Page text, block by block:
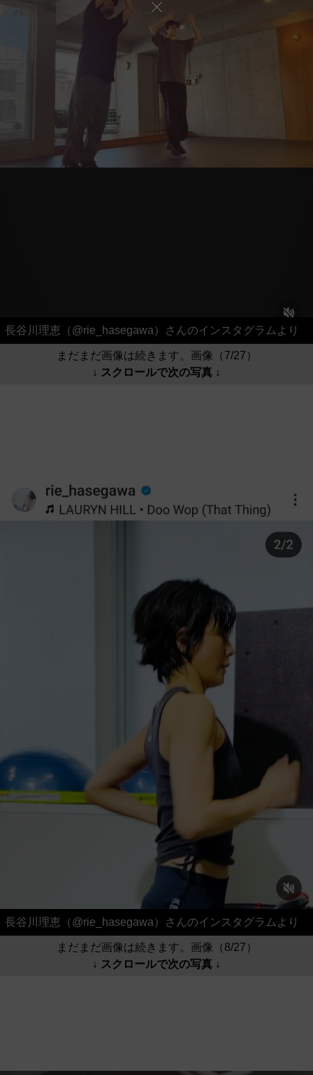
長谷川理恵（@rie_hasegawa）さんのインスタグラムより
まだまだ画像は続きます。画像（7/27）
↓ スクロールで次の写真 ↓
長谷川理恵（@rie_hasegawa）さんのインスタグラムより
まだまだ画像は続きます。画像（8/27）
↓ スクロールで次の写真 ↓